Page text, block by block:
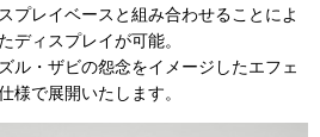
プレイベースと組み合わせることによ
ディスプレイが可能。
ル・ザビの怨念をイメージしたエフェ
様で展開いたします。